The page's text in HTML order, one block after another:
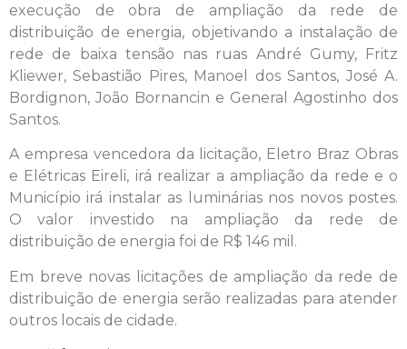
execução de obra de ampliação da rede de
distribuição de energia, objetivando a instalação de
rede de baixa tensão nas ruas André Gumy, Fritz
Kliewer, Sebastião Pires, Manoel dos Santos, José A.
Bordignon, João Bornancin e General Agostinho dos
Santos.
A empresa vencedora da licitação, Eletro Braz Obras
e Elétricas Eireli, irá realizar a ampliação da rede e o
Município irá instalar as luminárias nos novos postes.
O valor investido na ampliação da rede de
distribuição de energia foi de R$ 146 mil.
Em breve novas licitações de ampliação da rede de
distribuição de energia serão realizadas para atender
outros locais de cidade.